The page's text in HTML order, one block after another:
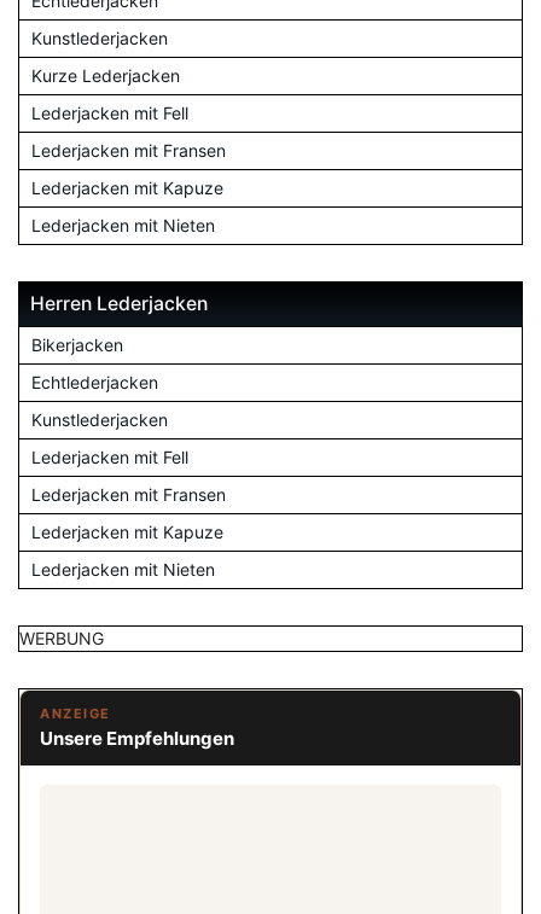
Kunstlederjacken
Kurze Lederjacken
Lederjacken mit Fell
Lederjacken mit Fransen
Lederjacken mit Kapuze
Lederjacken mit Nieten
Herren Lederjacken
Bikerjacken
Echtlederjacken
Kunstlederjacken
Lederjacken mit Fell
Lederjacken mit Fransen
Lederjacken mit Kapuze
Lederjacken mit Nieten
WERBUNG
ANZEIGE
Unsere Empfehlungen